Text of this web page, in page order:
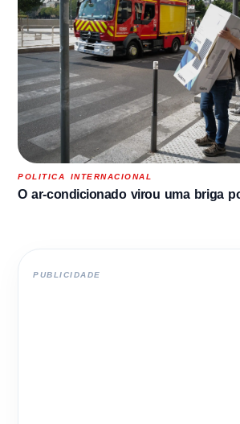
POLITICA INTERNACIONAL
O ar-condicionado virou uma briga
PUBLICIDADE